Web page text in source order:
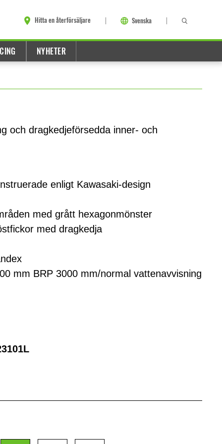
Hitta en återförsäljare Svenska
NYHETER
och dragkedjeförsedda inner- och
enligt Kawasaki-design
med grått hexagonmönster
med dragkedja
mm BRP 3000 mm/normal vattenavvisning